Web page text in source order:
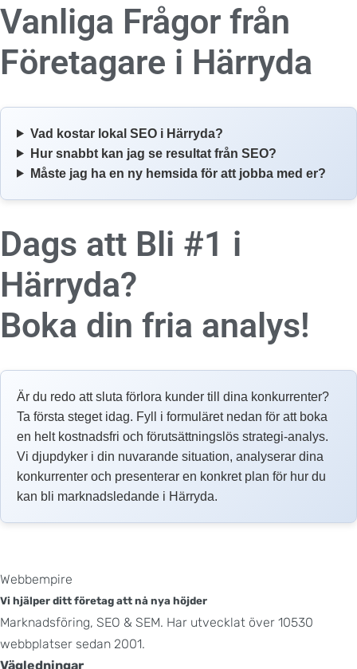
Vanliga Frågor från
Företagare i Härryda
Vad kostar lokal SEO i Härryda?
Hur snabbt kan jag se resultat från SEO?
Måste jag ha en ny hemsida för att jobba med er?
Dags att Bli #1 i
Härryda?
Boka din fria analys!
Är du redo att sluta förlora kunder till dina konkurrenter?
Ta första steget idag. Fyll i formuläret nedan för att boka
en helt kostnadsfri och förutsättningslös strategi-analys.
Vi djupdyker i din nuvarande situation, analyserar dina
konkurrenter och presenterar en konkret plan för hur du
kan bli marknadsledande i Härryda.
Webbempire
Vi hjälper ditt företag att nå nya höjder
Marknadsföring, SEO & SEM. Har utvecklat över 10530
webbplatser sedan 2001.
Vägledningar